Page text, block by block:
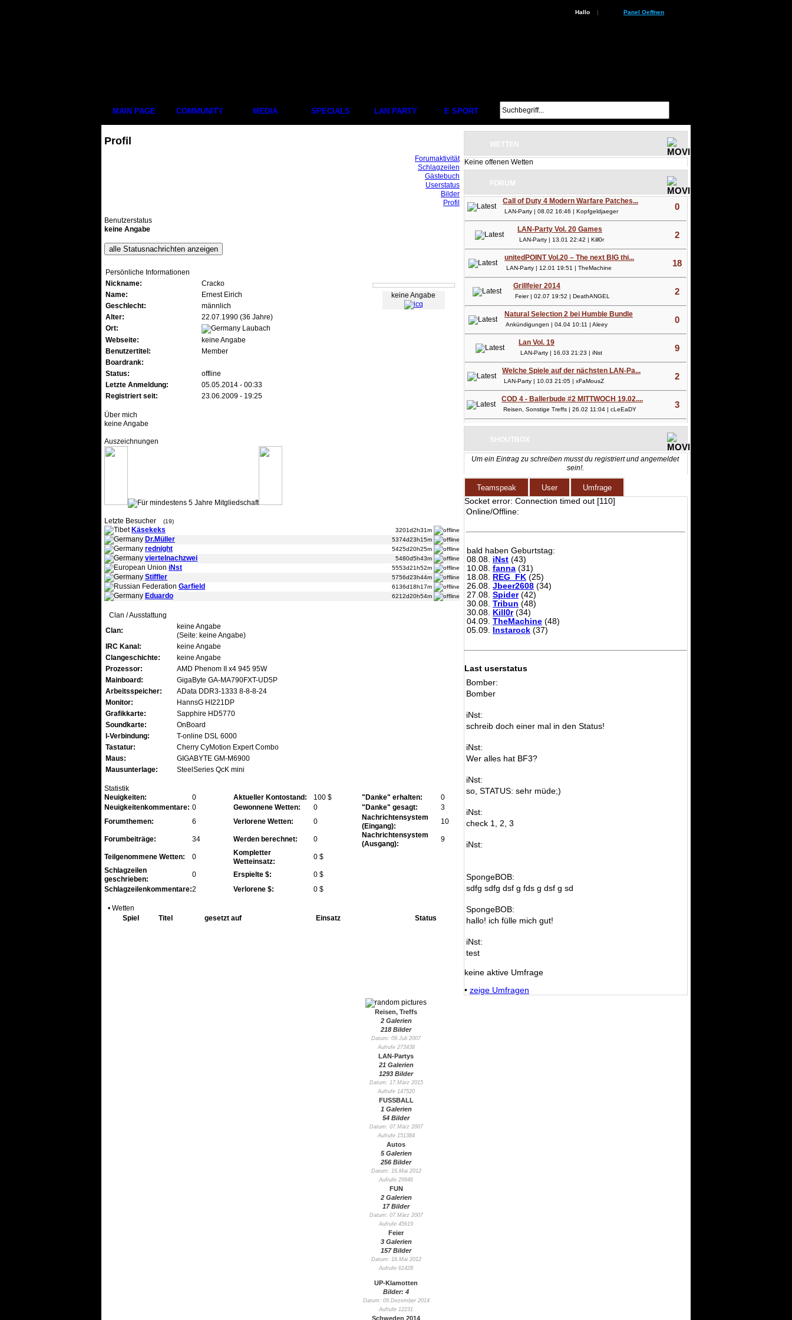
Hallo | Panel Oeffnen
MAIN PAGE COMMUNITY MEDIA SPECIALS LAN PARTY E SPORT
Profil
Forumaktivität
Schlagzeilen
Gästebuch
Userstatus
Bilder
Profil
Benutzerstatus
keine Angabe
Persönliche Informationen
Nickname:
Cracko
keine Angabe
Name:
Ernest Eirich
Geschlecht:
männlich
Alter:
22.07.1990 (36 Jahre)
Ort:
Laubach
Webseite:
keine Angabe
Benutzertitel:
Member
Boardrank:
Status:
offline
Letzte Anmeldung:
05.05.2014 - 00:33
Registriert seit:
23.06.2009 - 19:25
Über mich
keine Angabe
Auszeichnungen
Letzte Besucher (19)
Käsekeks 3201d2h31m
Dr.Müller 5374d23h15m
rednight 5425d20h25m
viertelnachzwei 5480d5h43m
iNst 5553d21h52m
Stiffler 5756d23h44m
Garfield 6136d18h17m
Eduardo 6212d20h54m
Clan / Ausstattung
Clan:
keine Angabe
(Seite: keine Angabe)
IRC Kanal:
keine Angabe
Clangeschichte:
keine Angabe
Prozessor:
AMD Phenom II x4 945 95W
Mainboard:
GigaByte GA-MA790FXT-UD5P
Arbeitsspeicher:
AData DDR3-1333 8-8-8-24
Monitor:
HannsG HI221DP
Grafikkarte:
Sapphire HD5770
Soundkarte:
OnBoard
I-Verbindung:
T-online DSL 6000
Tastatur:
Cherry CyMotion Expert Combo
Maus:
GIGABYTE GM-M6900
Mausunterlage:
SteelSeries QcK mini
Statistik
Neuigkeiten:
0 Aktueller Kontostand: 100 $ "Danke" erhalten:
0
Neuigkeitenkommentare: 0 Gewonnene Wetten: 0 "Danke" gesagt:
3
Forumthemen:
6 Verlorene Wetten: 0
Nachrichtensystem
(Eingang):
10
Forumbeiträge: 34 Werden berechnet: 0
Nachrichtensystem
(Ausgang):
9
Teilgenommene Wetten: 0
Kompletter
Wetteinsatz:
0 $
Schlagzeilen
geschrieben:
0 Erspielte $:
0 $
Schlagzeilenkommentare:2 Verlorene $: 0 $
• Wetten
Spiel
Titel gesetzt auf Einsatz Status
WETTEN
Keine offenen Wetten
FORUM
Call of Duty 4 Modern Warfare Patches...
0
LAN-Party | 08.02 16:46 | Kopfgeldjaeger
LAN-Party Vol. 20 Games
2
LAN-Party | 13.01 22:42 | Kill0r
unitedPOINT Vol.20 – The next BIG thi...
18
LAN-Party | 12.01 19:51 | TheMachine
Grillfeier 2014
2
Feier | 02.07 19:52 | DeathANGEL
Natural Selection 2 bei Humble Bundle
0
Ankündigungen | 04.04 10:11 | Aleey
Lan Vol. 19
9
LAN-Party | 16.03 21:23 | iNst
Welche Spiele auf der nächsten LAN-Pa...
2
LAN-Party | 10.03 21:05 | xFaMousZ
COD 4 - Ballerbude #2 MITTWOCH 19.02....
3
Reisen, Sonstige Treffs | 26.02 11:04 | cLeEaDY
SHOUTBOX
Um ein Eintrag zu schreiben musst du registriert und angemeldet
sein!.
Teamspeak User Umfrage
Socket error: Connection timed out [110]
Online/Offline:
bald haben Geburtstag:
08.08. iNst (43)
10.08. fanna (31)
18.08. REG_FK (25)
26.08. Jbeer2608 (34)
27.08. Spider(42)
30.08. Tribun (48)
30.08. Kill0r(34)
04.09. TheMachine (48)
05.09. Instarock (37)
Last userstatus
Bomber:
Bomber
iNst:
schreib doch einer mal in den Status!
iNst:
Wer alles hat BF3?
iNst:
so, STATUS: sehr müde;)
iNst:
check 1, 2, 3
iNst:
SpongeBOB:
sdfg sdfg dsf g fds g dsf g sd
SpongeBOB:
hallo! ich fülle mich gut!
iNst:
test
keine aktive Umfrage
• zeige Umfragen
Reisen, Treffs
2 Galerien
218 Bilder
Datum: 09.Juli 2007
Aufrufe 273438
LAN-Partys
21 Galerien
1293 Bilder
Datum: 17.März 2015
Aufrufe 147520
FUSSBALL
1 Galerien
54 Bilder
Datum: 07.März 2007
Aufrufe 151384
Autos
5 Galerien
256 Bilder
Datum: 16.Mai 2012
Aufrufe 29946
FUN
2 Galerien
17 Bilder
Datum: 07.März 2007
Aufrufe 45619
Feier
3 Galerien
157 Bilder
Datum: 16.Mai 2012
Aufrufe 61428
UP-Klamotten
Bilder: 4
Datum: 09.Dezember 2014
Aufrufe 12231
Schweden 2014